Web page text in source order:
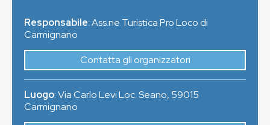
Responsabile: Ass.ne Turistica Pro Loco di
Carmignano
Contatta gli organizzatori
Luogo:Via Carlo Levi Loc. Seano, 59015
Carmignano